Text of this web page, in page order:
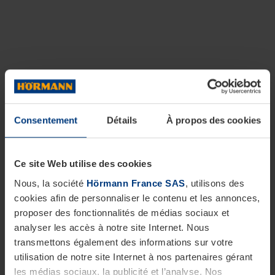
Consentement Détails À propos des cookies
Ce site Web utilise des cookies
Nous, la société Hörmann France SAS, utilisons des
cookies afin de personnaliser le contenu et les annonces,
proposer des fonctionnalités de médias sociaux et
analyser les accès à notre site Internet. Nous
transmettons également des informations sur votre
utilisation de notre site Internet à nos partenaires gérant
les médias sociaux, la publicité et l’analyse. Nos